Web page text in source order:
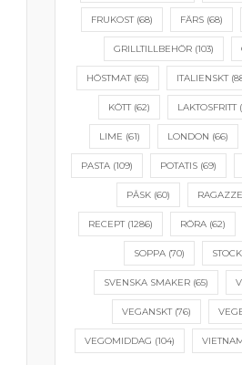
FRUKOST(68) FÄRS (68)
GRILLTILLBEHÖR(103)
HÖSTMAT(65) ITALIENSKT
KÖTT(62) LAKTOSFRITT
LIME (61) LONDON (66)
PASTA (109) POTATIS (69)
PÅSK (60)
RECEPT(1286) RÖRA (62)
SOPPA (70)
SVENSKA SMAKER(65)
VEGANSKT(76)
VEGOMIDDAG (104)